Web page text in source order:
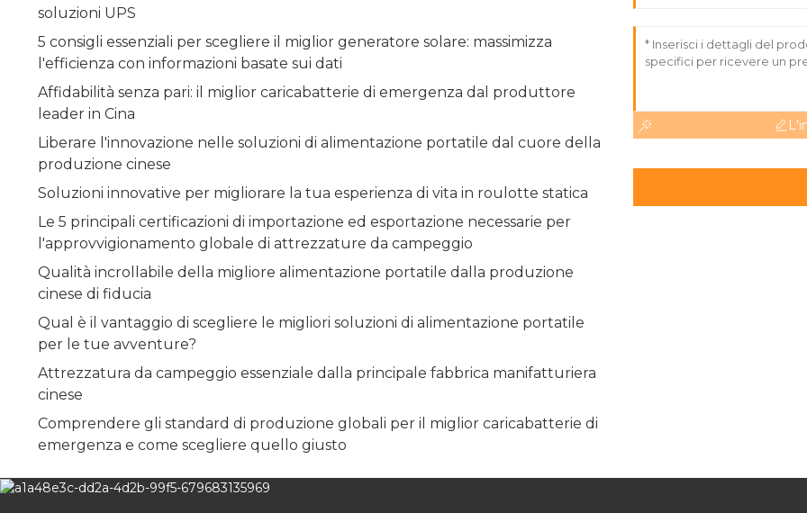
soluzioni UPS
5 consigli essenziali per scegliere il miglior generatore solare: massimizza
l'efficienza con informazioni basate sui dati
Affidabilità senza pari: il miglior caricabatterie di emergenza dal produttore
leader in Cina
Liberare l'innovazione nelle soluzioni di alimentazione portatile dal cuore della
produzione cinese
Soluzioni innovative per migliorare la tua esperienza di vita in roulotte statica
Le 5 principali certificazioni di importazione ed esportazione necessarie per
l'approvvigionamento globale di attrezzature da campeggio
Qualità incrollabile della migliore alimentazione portatile dalla produzione
cinese di fiducia
Qual è il vantaggio di scegliere le migliori soluzioni di alimentazione portatile
per le tue avventure?
Attrezzatura da campeggio essenziale dalla principale fabbrica manifatturiera
cinese
Comprendere gli standard di produzione globali per il miglior caricabatterie di
emergenza e come scegliere quello giusto